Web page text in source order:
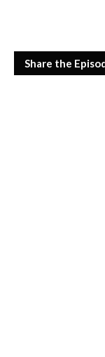
Share the